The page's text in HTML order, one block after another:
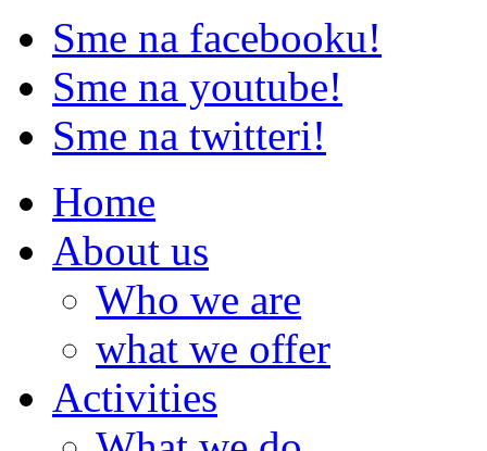
Sme na facebooku!
Sme na youtube!
Sme na twitteri!
Home
About us
Who we are
what we offer
Activities